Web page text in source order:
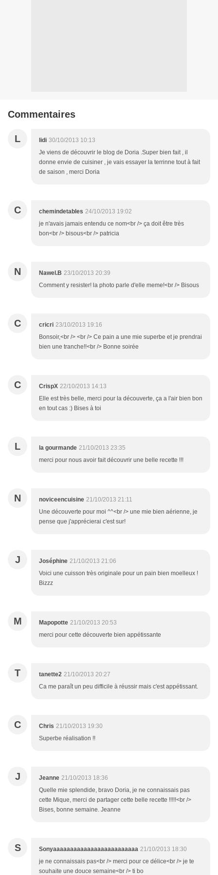
Commentaires
L lidi 30/10/2013 10:13
Je viens de découvrir le blog de Doria .Super bien fait , il
donne envie de cuisiner , je vais essayer la terrinne tout à fait
de saison , merci Doria
C chemindetables 24/10/2013 19:02
je n'avais jamais entendu ce nom<br /> ça doit être très
bon<br /> bisous<br /> patricia
N Nawel.B 23/10/2013 20:39
Comment y resister! la photo parle d'elle meme!<br /> Bisous
C cricri 23/10/2013 19:16
Bonsoir,<br /> <br /> Ce pain a une mie superbe et je prendrai
bien une tranche!!<br /> Bonne soirée
C CrispX 22/10/2013 14:13
Elle est très belle, merci pour la découverte, ça a l'air bien bon
en tout cas :) Bises à toi
L la gourmande 21/10/2013 23:35
merci pour nous avoir fait découvrir une belle recette !!!
N noviceencuisine 21/10/2013 21:11
Une découverte pour moi ^^<br /> une mie bien aérienne, je
pense que j'apprécierai c'est sur!
J Joséphine 21/10/2013 21:06
Voici une cuisson très originale pour un pain bien moelleux !
Bizzz
M Mapopotte 21/10/2013 20:53
merci pour cette découverte bien appétissante
T tanette2 21/10/2013 20:27
Ca me paraît un peu difficile à réussir mais c'est appétissant.
C Chris 21/10/2013 19:30
Superbe réalisation !!
J Jeanne 21/10/2013 18:36
Quelle mie splendide, bravo Doria, je ne connaissais pas
cette Mique, merci de partager cette belle recette !!!!!<br />
Bises, bonne semaine. Jeanne
S Sonyaaaaaaaaaaaaaaaaaaaaaaaaa 21/10/2013 18:30
je ne connaissais pas<br /> merci pour ce délice<br /> je te
souhaite une douce semaine<br /> ti bo